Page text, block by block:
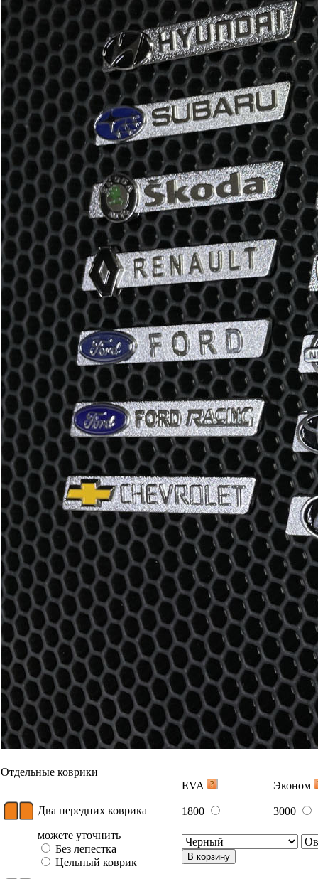
Отдельные коврики
EVA
Эконом
Два передних коврика 1800
3000
можете уточнить
Без лепестка
Цельный коврик
В корзину